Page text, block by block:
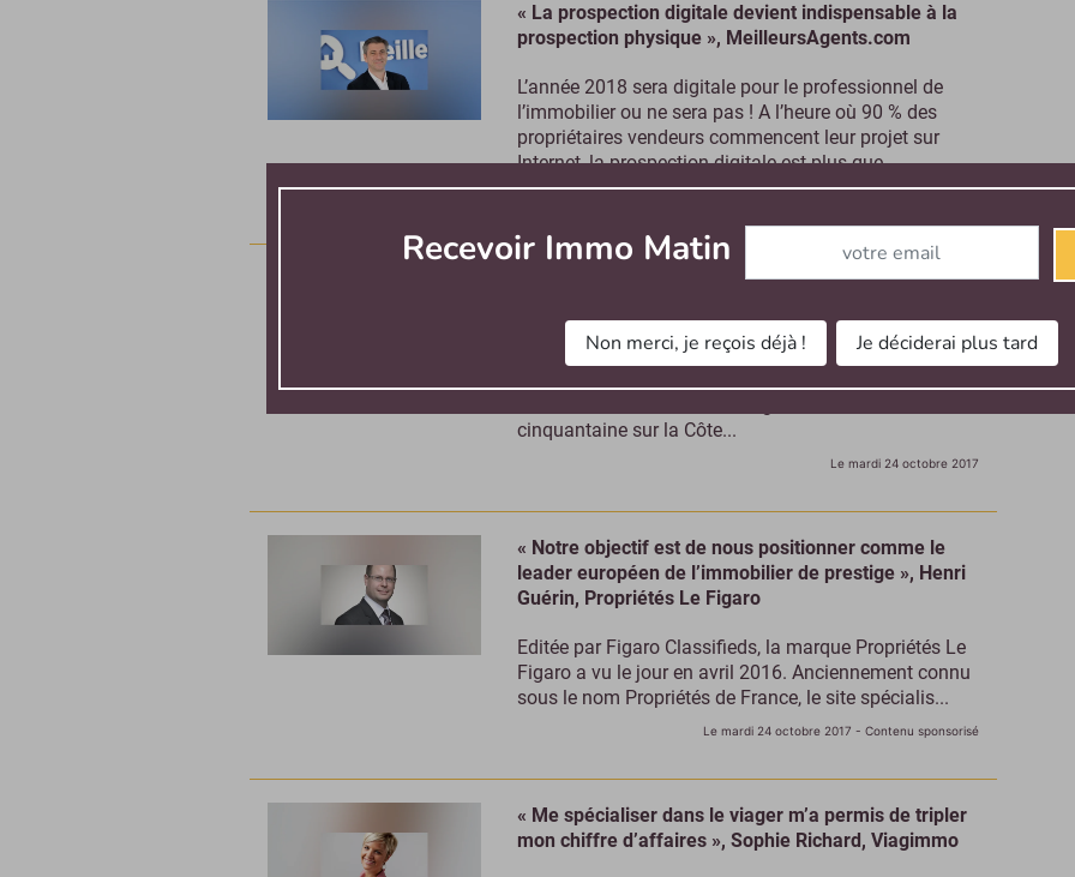
« La prospection digitale devient indispensable à la
prospection physique », MeilleursAgents.com
L’année 2018 sera digitale pour le professionnel de
l’immobilier ou ne sera pas ! A l’heure où 90 % des
propriétaires vendeurs commencent leur projet sur
Internet, la prospection digitale est plus que...
Engel & Völkers poursuit son expansion en France
Il y a un an et demi, Engel & Völkers lançait une grande
offensive sur le marché français, notamment parisien.
cinquantaine sur la Côte...
Le mardi 24 octobre 2017
« Notre objectif est de nous positionner comme le
leader européen de l’immobilier de prestige », Henri
Guérin, Propriétés Le Figaro
Editée par Figaro Classifieds, la marque Propriétés Le
Figaro a vu le jour en avril 2016. Anciennement connu
sous le nom Propriétés de France, le site spécialis...
Le mardi 24 octobre 2017 - Contenu sponsorisé
« Me spécialiser dans le viager m’a permis de tripler
mon chiffre d’affaires », Sophie Richard, Viagimmo
Recevoir Immo Matin Abonnez-vous à notre newsletter
Non merci, je reçois déjà ! Je déciderai plus tard